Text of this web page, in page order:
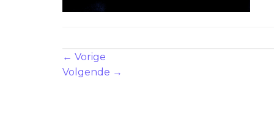
← Vorige
Volgende →